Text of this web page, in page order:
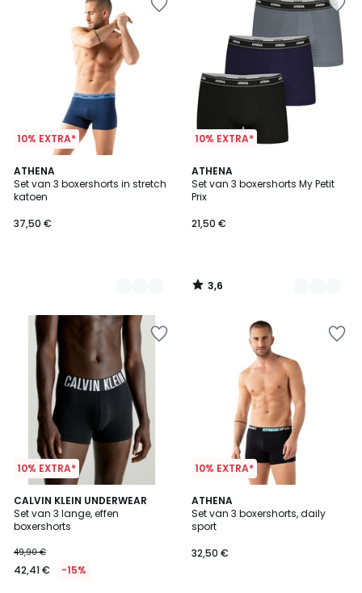
10% EXTRA*
ATHENA
Set van 3 boxershorts in stretch
katoen
37,50 €
2
Kleuren
10% EXTRA*
ATHENA
Set van 3 boxershorts My Petit
Prix
21,50 €
3,6
/ 5
2
Kleuren
3,6
/
10% EXTRA*
CALVIN KLEIN UNDERWEAR
Set van 3 lange, effen
boxershorts
49,90 €
42,41 € -15%
5
/
5
10% EXTRA*
ATHENA
Set van 3 boxershorts, daily
sport
32,50 €
5
/
5
2
Kleuren